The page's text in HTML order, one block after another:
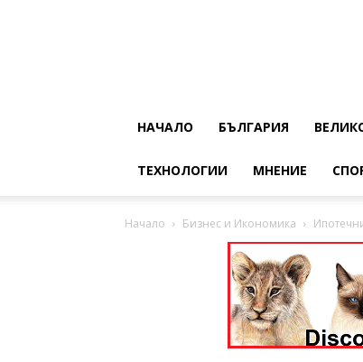
НАЧАЛО БЪЛГАРИЯ
ТЕХНОЛОГИИ МНЕНИЕ
Начало Бизнес и Икономика